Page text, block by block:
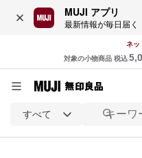
MUJI アプリ
最新情報が毎日届く
ネッ
対象の小物商品 税込
すべて